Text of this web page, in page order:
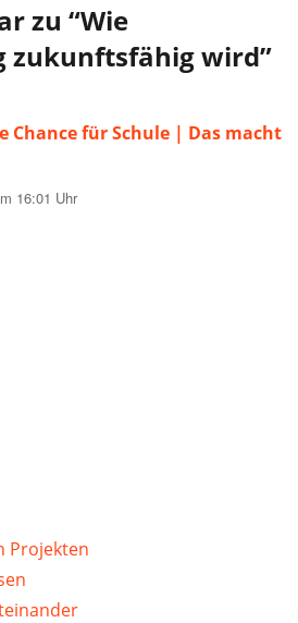
zu “Wie
zukunftsfähig wird”
Chance für Schule | Das macht
16:01 Uhr
Projekten